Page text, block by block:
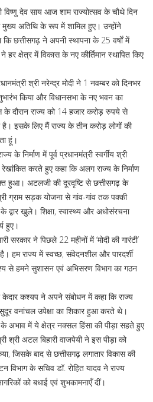
देव साय आज शाम राज्योत्सव के चौथे दिन
मुख्य अतिथि के रूप में शामिल हुए। उन्होंने
छत्तीसगढ़ ने अपनी स्थापना के 25 वर्षों में
हर क्षेत्र में विकास के नए कीर्तिमान स्थापित किए
श्री नरेन्द्र मोदी ने 1 नवम्बर को दिनभर
किया और विधानसभा के नए भवन का
के दौरान राज्य को 14 हजार करोड़ रुपये से
है। इसके लिए मैं राज्य के तीन करोड़ लोगों की
हूं।
के निर्माण में पूर्व प्रधानमंत्री स्वर्गीय श्री
रेखांकित करते हुए कहा कि अलग राज्य के निर्माण
हुआ। अटलजी की दूरदृष्टि से छत्तीसगढ़ के
ग्राम सड़क योजना से गांव-गांव तक पक्की
खुले। शिक्षा, स्वास्थ्य और अधोसंरचना
हुए।
सरकार ने पिछले 22 महीनों में ‘मोदी की गारंटी’
हम राज्य में स्वच्छ, संवेदनशील और पारदर्शी
से हमने सुशासन एवं अभिसरण विभाग का गठन
केदार कश्यप ने अपने संबोधन में कहा कि राज्य
वनांचल उपेक्षा का शिकार हुआ करते थे।
के अभाव में ये क्षेत्र नक्सल हिंसा की पीड़ा सहते हुए
श्री अटल बिहारी वाजपेयी ने इस पीड़ा को
जिसके बाद से छत्तीसगढ़ लगातार विकास की
विभाग के सचिव डॉ. रोहित यादव ने राज्य
को बधाई एवं शुभकामनाएँ दीं।